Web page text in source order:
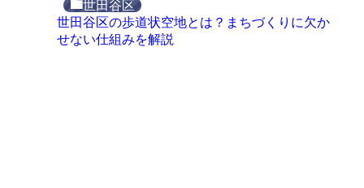
世田谷区
世田谷区の歩道状空地とは？まちづくりに欠か
せない仕組みを解説